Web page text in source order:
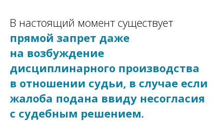
В настоящий момент существует
прямой запрет даже
на возбуждение
дисциплинарного производства
в отношении судьи, в случае если
жалоба подана ввиду несогласия
с судебным решением.